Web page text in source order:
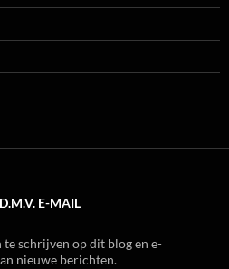
E-MAIL
schrijven op dit blog en e-
nieuwe berichten.